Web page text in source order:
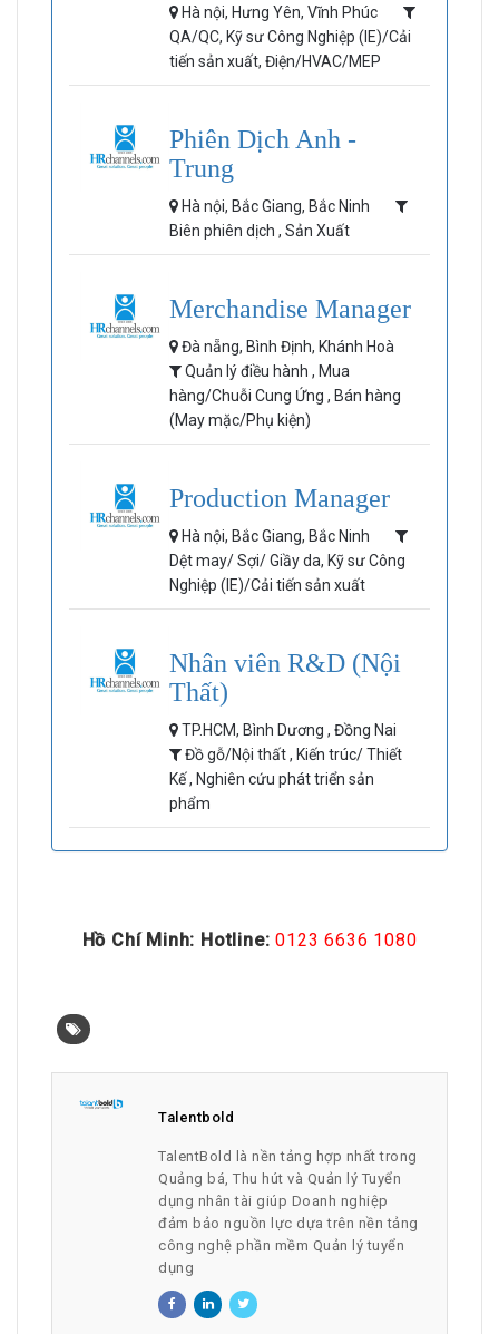
Hà nội, Hưng Yên, Vĩnh Phúc
QA/QC, Kỹ sư Công Nghiệp (IE)/Cải
tiến sản xuất, Điện/HVAC/MEP
Phiên Dịch Anh -
Trung
Hà nội, Bắc Giang, Bắc Ninh
Biên phiên dịch , Sản Xuất
Merchandise Manager
Đà nẵng, Bình Định, Khánh Hoà
Quản lý điều hành , Mua
hàng/Chuỗi Cung Ứng , Bán hàng
(May mặc/Phụ kiện)
Production Manager
Hà nội, Bắc Giang, Bắc Ninh
Dệt may/ Sợi/ Giầy da, Kỹ sư Công
Nghiệp (IE)/Cải tiến sản xuất
Nhân viên R&D (Nội
Thất)
TP.HCM, Bình Dương , Đồng Nai
Đồ gỗ/Nội thất , Kiến trúc/ Thiết
Kế , Nghiên cứu phát triển sản
phẩm
Hồ Chí Minh: Hotline: 0123 6636 1080
Talentbold
TalentBold là nền tảng hợp nhất trong
Quảng bá, Thu hút và Quản lý Tuyển
dụng nhân tài giúp Doanh nghiệp
đảm bảo nguồn lực dựa trên nền tảng
công nghệ phần mềm Quản lý tuyển
dụng